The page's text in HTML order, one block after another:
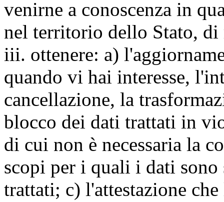
venirne a conoscenza in
nel territorio dello Stato,
iii. ottenere: a)
quando vi hai interesse,
cancellazione, la
blocco dei dati trattati in
di cui non è necessaria la
scopi per i quali i dati sono
trattati; c) l'attestazione